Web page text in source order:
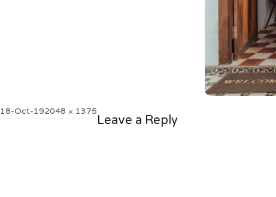
Posted
18-Oct-19Full
2048 × 1375
Leave a Reply